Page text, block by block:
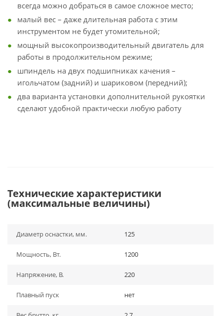
всегда можно добраться в самое сложное место;
малый вес – даже длительная работа с этим
инструментом не будет утомительной;
мощный высокопроизводительный двигатель для
работы в продолжительном режиме;
шпиндель на двух подшипниках качения –
игольчатом (задний) и шариковом (передний);
два варианта установки дополнительной рукоятки
сделают удобной практически любую работу
Технические характеристики
(максимальные величины)
Диаметр оснастки, мм. 125
Мощность, Вт. 1200
Напряжение, В. 220
Плавный пуск нет